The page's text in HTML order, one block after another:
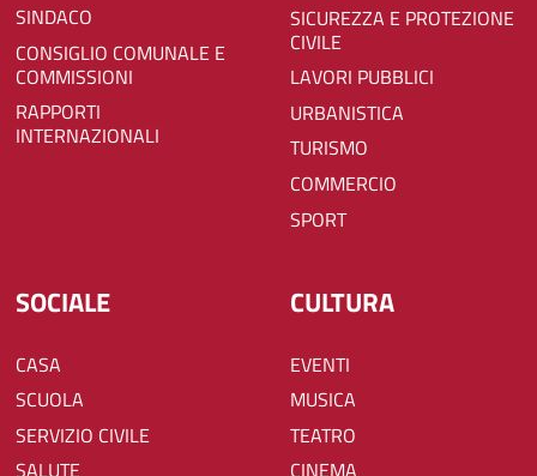
SINDACO
CONSIGLIO COMUNALE E
COMMISSIONI
RAPPORTI
INTERNAZIONALI
SICUREZZA E PROTEZIONE
CIVILE
LAVORI PUBBLICI
URBANISTICA
TURISMO
COMMERCIO
SPORT
SOCIALE
CASA
SCUOLA
SERVIZIO CIVILE
CULTURA
EVENTI
MUSICA
TEATRO